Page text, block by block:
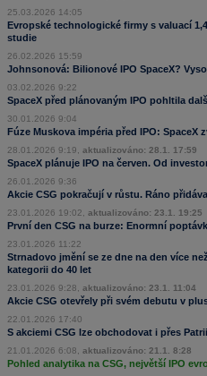
25.03.2026 14:05
Evropské technologické firmy s valuací
studie
26.02.2026 15:59
Johnsonová: Bilionové IPO SpaceX?
03.02.2026 9:22
SpaceX před plánovaným IPO pohltila
30.01.2026 9:04
Fúze Muskova impéria před IPO: SpaceX
28.01.2026 9:19, aktualizováno: 28.1. 17:59
SpaceX plánuje IPO na červen. Od
26.01.2026 9:36
Akcie CSG pokračují v růstu. Ráno
23.01.2026 19:02, aktualizováno: 23.1. 19:25
První den CSG na burze: Enormní
23.01.2026 11:22
Strnadovo jmění se ze dne na den více
kategorii do 40 let
23.01.2026 9:28, aktualizováno: 23.1. 11:04
Akcie CSG otevřely při svém debutu v
22.01.2026 17:40
S akciemi CSG lze obchodovat i přes
21.01.2026 6:08, aktualizováno: 21.1. 8:28
Pohled analytika na CSG, největší IPO